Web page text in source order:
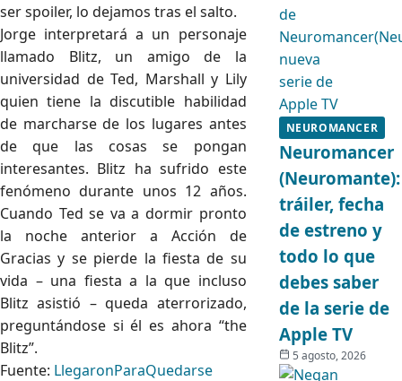
ser spoiler, lo dejamos tras el salto.
Jorge interpretará a un personaje
llamado Blitz, un amigo de la
universidad de Ted, Marshall y Lily
quien tiene la discutible habilidad
de marcharse de los lugares antes
de que las cosas se pongan
interesantes. Blitz ha sufrido este
fenómeno durante unos 12 años.
Cuando Ted se va a dormir pronto
la noche anterior a Acción de
Gracias y se pierde la fiesta de su
vida – una fiesta a la que incluso
Blitz asistió – queda aterrorizado,
preguntándose si él es ahora “the
Blitz”.
Fuente: LlegaronParaQuedarse
NEUROMANCER
Neuromancer
(Neuromante):
tráiler, fecha
de estreno y
todo lo que
debes saber
de la serie de
Apple TV
5 agosto, 2026